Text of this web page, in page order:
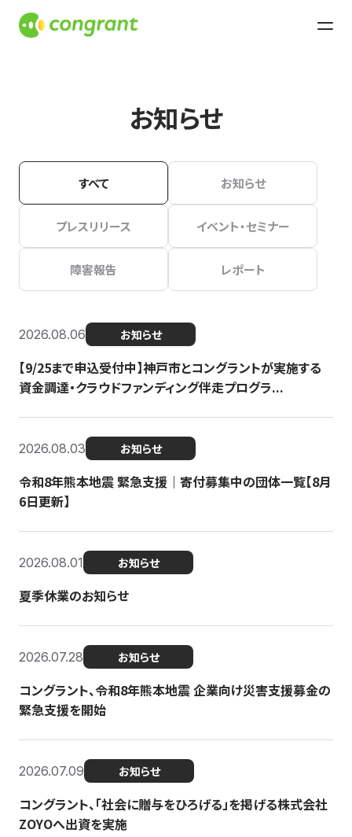
お知らせ
すべて お知らせ
プレスリリース イベント・セミナー
障害報告 レポート
2026.08.06 お知らせ
【9/25まで申込受付中】神戸市とコングラントが実施する
資金調達・クラウドファンディング伴走プログラ...
2026.08.03 お知らせ
令和8年熊本地震 緊急支援｜寄付募集中の団体一覧【8月
6日更新】
2026.08.01 お知らせ
夏季休業のお知らせ
2026.07.28 お知らせ
コングラント、令和8年熊本地震 企業向け災害支援募金の
緊急支援を開始
2026.07.09 お知らせ
コングラント、「社会に贈与をひろげる」を掲げる株式会社
ZOYOへ出資を実施